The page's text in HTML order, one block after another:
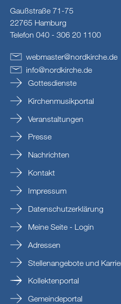
Gaußstraße 71-75
22765 Hamburg
Telefon 040 - 306 20 1100
webmaster@nordkirche.de
info@nordkirche.de
Gottesdienste
Kirchenmusikportal
Veranstaltungen
Presse
Nachrichten
Kontakt
Impressum
Datenschutzerklärung
Meine Seite - Login
Adressen
Stellenangebote und
Kollektenportal
Gemeindeportal